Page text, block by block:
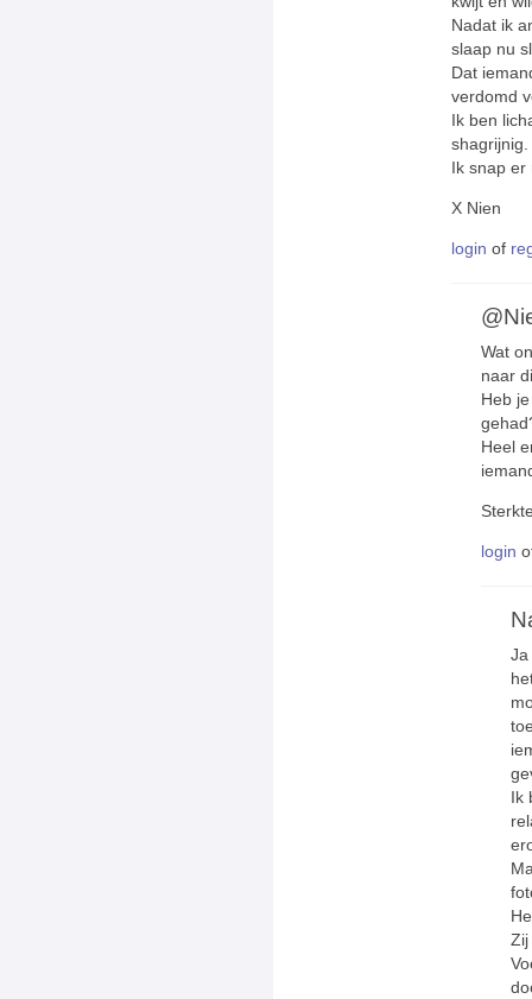
Nadat ik
slaap nu
Dat
verdomd
Ik ben
shagrijnig.
Ik snap er
X Nien
login of
Wat
naar
Heb
Heel
login
Ja
Ik
Zij